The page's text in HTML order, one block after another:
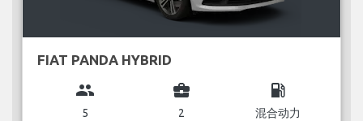
FIAT PANDA HYBRID
group
5
business_center
2
local_gas_station
混合动力